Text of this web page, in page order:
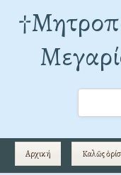
Αρχική Καλῶς